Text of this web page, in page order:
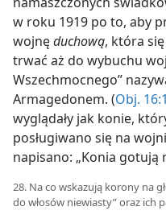
w roku 1919 po to, aby
wojnęduchową, która
trwać aż do wybuchu
Wszechmocnego”
Armagedonem. (Obj.
wyglądały jak konie,
posługiwano się na
napisano: „Konia gotują
28. Na co wskazują korony na
do włosów niewiasty” oraz ich